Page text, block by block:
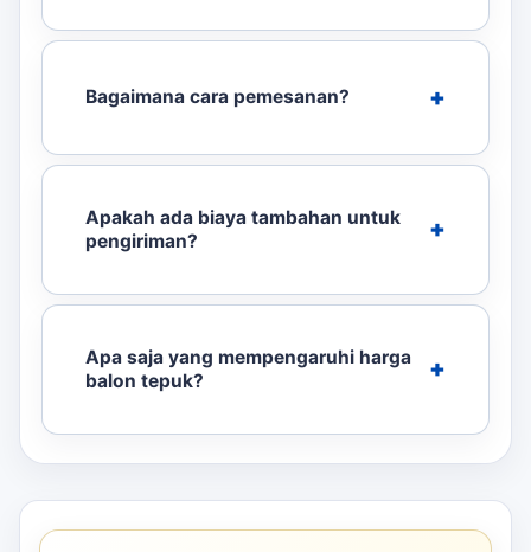
Bagaimana cara pemesanan?
Apakah ada biaya tambahan untuk
pengiriman?
Apa saja yang mempengaruhi harga
balon tepuk?